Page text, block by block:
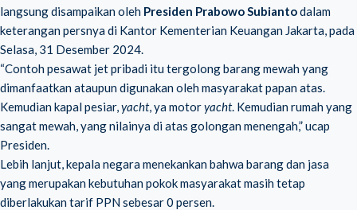
langsung disampaikan oleh Presiden Prabowo Subiantodalam
keterangan persnya di Kantor Kementerian Keuangan Jakarta, pada
Selasa, 31 Desember 2024.
“Contoh pesawat jet pribadi itu tergolong barang mewah yang
dimanfaatkan ataupun digunakan oleh masyarakat papan atas.
Kemudian kapal pesiar,yacht, ya motoryacht. Kemudian rumah yang
sangat mewah, yang nilainya di atas golongan menengah,” ucap
Presiden.
Lebih lanjut, kepala negara menekankan bahwa barang dan jasa
yang merupakan kebutuhan pokok masyarakat masih tetap
diberlakukan tarif PPN sebesar 0 persen.